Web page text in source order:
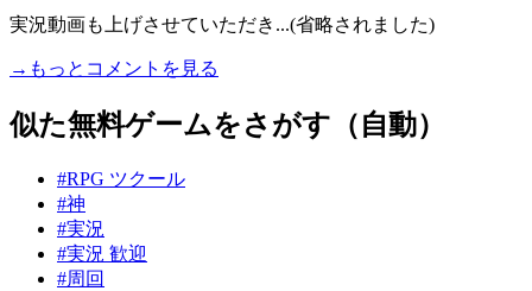
実況動画も上げさせていただき...(省略されました)
→もっとコメントを見る
似た無料ゲームをさがす（自動）
#RPG ツクール
#神
#実況
#実況 歓迎
#周回